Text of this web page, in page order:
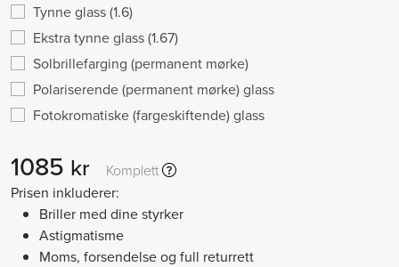
Tynne glass (1.6)
Ekstra tynne glass (1.67)
Solbrillefarging (permanent mørke)
Polariserende (permanent mørke) glass
Fotokromatiske (fargeskiftende) glass
1085 kr
Komplett
Prisen inkluderer:
Briller med dine styrker
Astigmatisme
Moms, forsendelse og full returrett